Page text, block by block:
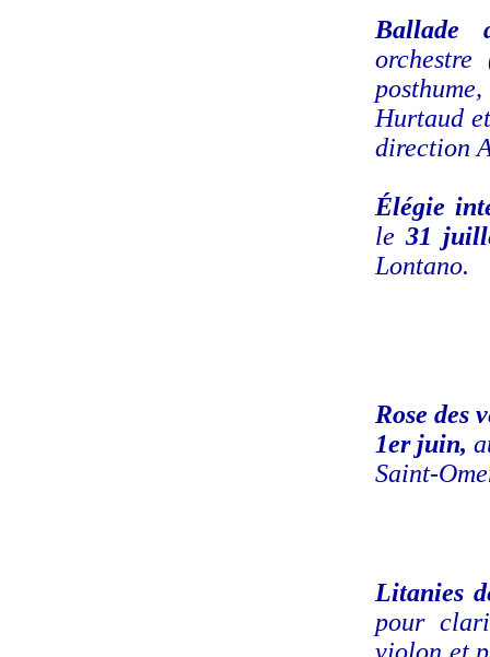
Ballade
Hurtaud
direction
Élégie
le 31
Lontano.
Rose des
1er juin,
Saint-
Litanies
pour
violon et